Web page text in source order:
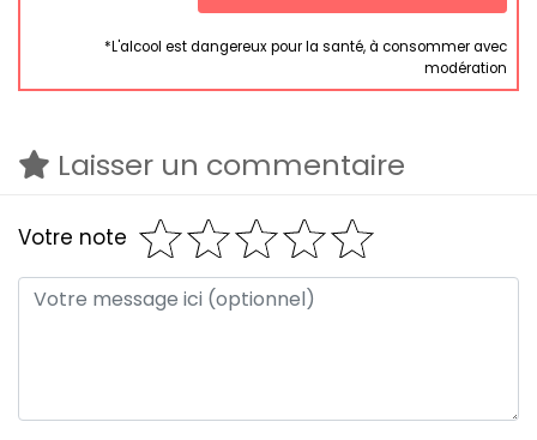
*L'alcool est dangereux pour la santé, à consommer avec
modération
Laisser un commentaire
Votre note